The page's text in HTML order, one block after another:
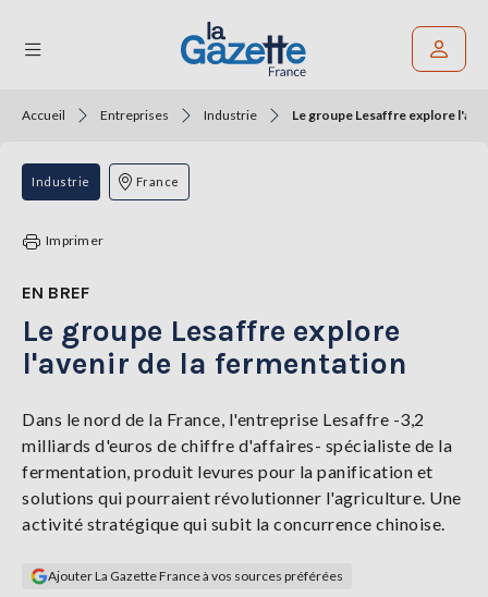
THÉMATIQUES
RÉGIONS
TENDANCES
SERVICES
GAZETTE
Se
connecter
S'abonner
Accueil Entreprises Industrie Le groupe Lesaffre explore
Industrie France
Imprimer
EN BREF
Le groupe Lesaffre explore
l'avenir de la fermentation
Dans le nord de la France, l'entreprise Lesaffre -3,2
milliards d'euros de chiffre d'affaires- spécialiste de la
fermentation, produit levures pour la panification et
solutions qui pourraient révolutionner l'agriculture. Une
activité stratégique qui subit la concurrence chinoise.
Ajouter La Gazette France à vos sources préférées